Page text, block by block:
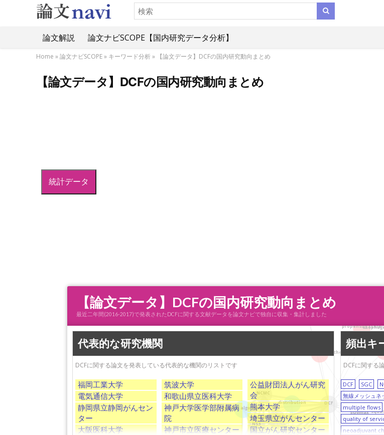
論文解説 論文ナビSCOPE【国内研究データ分析】
Home »論文ナビSCOPE» キーワード分析» 【論文データ】DCFの国内研究動向まとめ
【論文データ】DCFの国内研究動向まとめ
統計データ
DCF
NCMC
NS3
genetic algorithm
network architecture
wireless LAN (WLAN)
neoadjuvant chemotherapy
SUVmax
propensity score
distribution
【論文データ】DCFの国内研究動向まとめ
最近二年間(2016-2017)で発表されたDCFに関する文献データを論文ナビで独自に収集・集計しました
代表的な研究機関
DCFに関する論文を発表している代表的な機関のリストです
福岡工業大学
電気通信大学
静岡県立静岡がんセン
ター
大阪医科大学
筑波大学
和歌山県立医科大学
神戸大学医学部附属病
院
神戸市立医療センター
公益財団法人がん研究
会
熊本大学
埼玉県立がんセンター
国立がん研究センター
頻出キ
DCFに関する
DCF SGC
無線メッシュネ
multiple flows
quality of
neoadjuvant